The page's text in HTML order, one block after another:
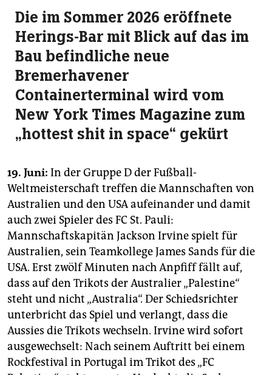
Die im Sommer 2026 eröffnete
Herings-Bar mit Blick auf das im
Bau befindliche neue
Bremerhavener
Containerterminal wird vom
New York Times Magazine zum
„hottest shit in space“ gekürt
19. Juni: In der Gruppe D der Fußball-
Weltmeisterschaft treffen die Mannschaften von
Australien und den USA aufeinander und damit
auch zwei Spieler des FC St. Pauli:
Mannschaftskapitän Jackson Irvine spielt für
Australien, sein Teamkollege James Sands für die
USA. Erst zwölf Minuten nach Anpfiff fällt auf,
dass auf den Trikots der Australier „Palestine“
steht und nicht „Australia“. Der Schiedsrichter
unterbricht das Spiel und verlangt, dass die
Aussies die Trikots wechseln. Irvine wird sofort
ausgewechselt: Nach seinem Auftritt bei einem
Rockfestival in Portugal im Trikot des „FC